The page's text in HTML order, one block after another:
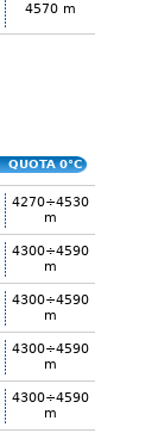
4570 m
QUOTA 0°C
4270÷4530
m
4300÷4590
m
4300÷4590
m
4300÷4590
m
4300÷4590
m